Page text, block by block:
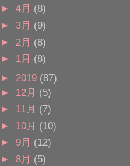
► 4月 (8)
► 3月 (9)
► 2月 (8)
► 1月 (8)
► 2019 (87)
► 12月 (5)
► 11月 (7)
► 10月 (10)
► 9月 (12)
► 8月 (5)